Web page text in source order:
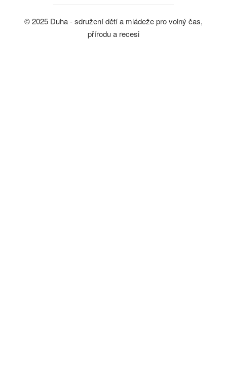
© 2025 Duha - sdružení dětí a mládeže pro volný čas,
přírodu a recesi